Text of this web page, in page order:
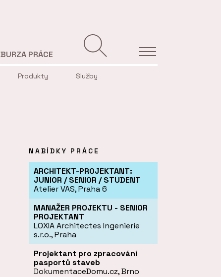
Produkty Služby
BURZA PRÁCE
NABÍDKY PRÁCE
ARCHITEKT-PROJEKTANT:
JUNIOR / SENIOR / STUDENT
Atelier VAS, Praha 6
MANAŽER PROJEKTU - SENIOR
PROJEKTANT
LOXIA Architectes Ingenierie
s.r.o., Praha
Projektant pro zpracování
pasportů staveb
DokumentaceDomu.cz, Brno